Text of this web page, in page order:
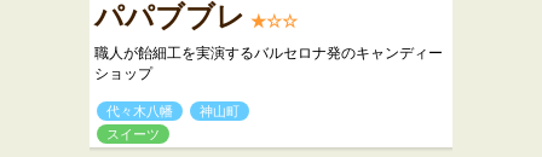
パパブブレ ★☆☆
職人が飴細工を実演するバルセロナ発のキャンディー
ショップ
代々木八幡
神山町
スイーツ